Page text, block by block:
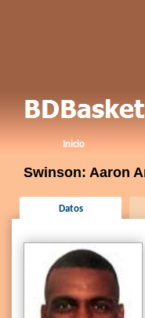
Inicio
Swinson: Aaron
Datos